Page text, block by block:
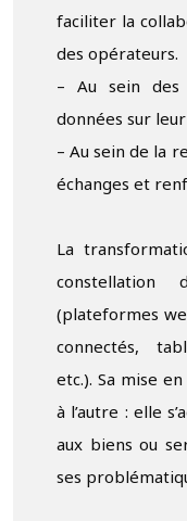
faciliter la
des opérateurs.
– Au sein des
données sur
– Au sein de la
échanges et
La
constellation
(plateformes
connectés,
etc.). Sa mise
à l’autre : elle
aux biens ou
ses